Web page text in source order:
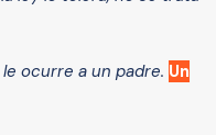
ocurre a un padre. Un